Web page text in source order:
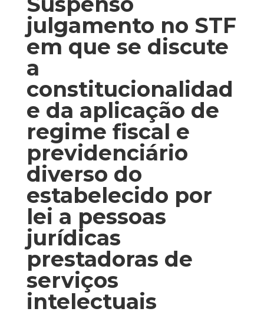
julgamento no STF
em que se discute
a
constitucionalidad
e da aplicação de
regime fiscal e
previdenciário
diverso do
estabelecido por
lei a pessoas
jurídicas
prestadoras de
serviços
intelectuais